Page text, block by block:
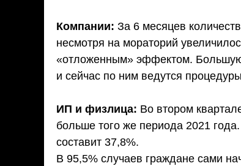
Компании: За 6 месяцев
несмотря на мораторий
«отложенным» эффектом. Большую
и сейчас по ним ведутся
ИП и физлица: Во втором
больше того же периода 2021
составит 37,8%.
В 95,5% случаев граждане сами